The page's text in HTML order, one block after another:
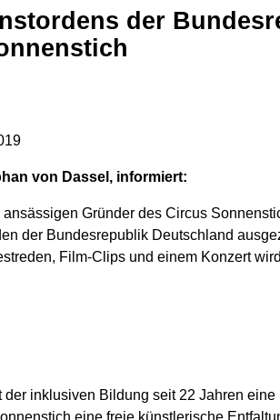
von Dassel, informiert:
Gründer des Circus
der Bundesrepublik Deutschland
Film-Clips und einem Konzert
inklusiven Bildung seit 22 Jahren
eine freie künstlerische